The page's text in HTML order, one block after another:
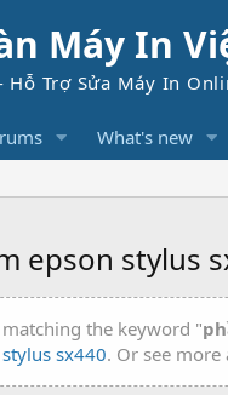
Máy In
Hỗ Trợ Sửa Máy In
What's new
epson stylus
the keyword "
sx440. Or see